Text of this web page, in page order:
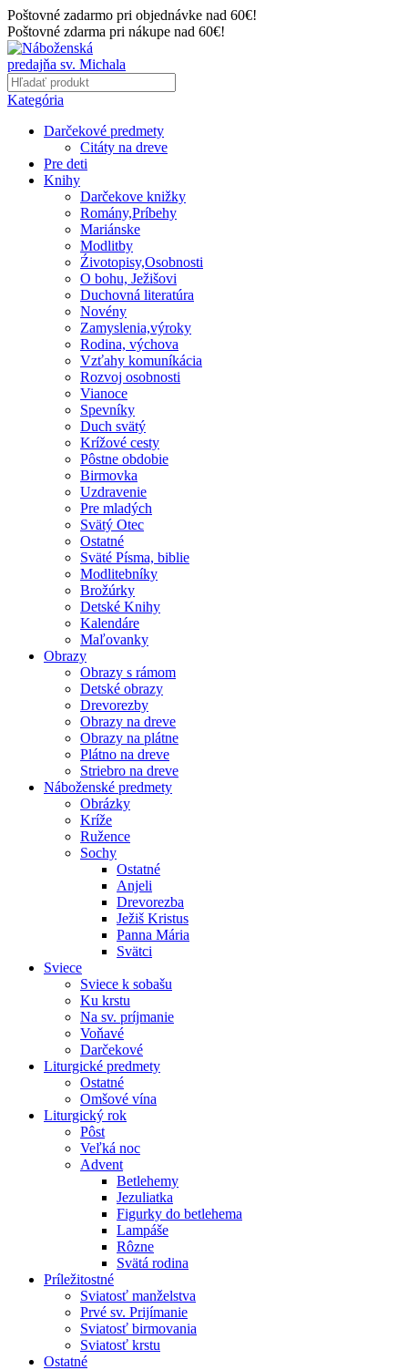
Poštovné zadarmo pri objednávke nad 60€!
Poštovné zdarma pri nákupe nad 60€!
Kategória
Darčekové predmety
Citáty na dreve
Pre deti
Knihy
Darčekove knižky
Romány,Príbehy
Mariánske
Modlitby
Źivotopisy,Osobnosti
O bohu, Ježišovi
Duchovná literatúra
Novény
Zamyslenia,výroky
Rodina, výchova
Vzťahy komuníkácia
Rozvoj osobnosti
Vianoce
Spevníky
Duch svätý
Krížové cesty
Pôstne obdobie
Birmovka
Uzdravenie
Pre mladých
Svätý Otec
Ostatné
Sväté Písma, biblie
Modlitebníky
Brožúrky
Detské Knihy
Kalendáre
Maľovanky
Obrazy
Obrazy s rámom
Detské obrazy
Drevorezby
Obrazy na dreve
Obrazy na plátne
Plátno na dreve
Striebro na dreve
Náboženské predmety
Obrázky
Kríže
Ružence
Sochy
Ostatné
Anjeli
Drevorezba
Ježiš Kristus
Panna Mária
Svätci
Sviece
Sviece k sobašu
Ku krstu
Na sv. príjmanie
Voňavé
Darčekové
Liturgické predmety
Ostatné
Omšové vína
Liturgický rok
Pôst
Veľká noc
Advent
Betlehemy
Jezuliatka
Figurky do betlehema
Lampáše
Rôzne
Svätá rodina
Príležitostné
Sviatosť manželstva
Prvé sv. Prijímanie
Sviatosť birmovania
Sviatosť krstu
Ostatné